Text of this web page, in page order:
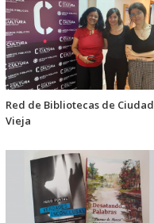
Red de Bibliotecas de Ciudad
Vieja